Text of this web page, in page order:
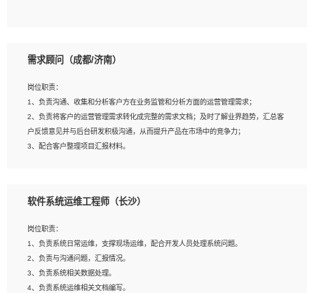
2、2年以上图像处理开发经验，熟悉python和spark开发；
建深度学习系统环境；
4、熟悉OPENCV、HALCON等常用图像处理软件，熟练进行图像处理；
5、熟悉主流的分类算法、聚类算法和关联分析算法原理，能熟练使用神经网络算法
的进行业务建模；
6、对OCR领域有深入的研究，熟悉模型调参，压缩和整型化方法；
需求顾问（成都/济南）
岗位职责：
1、负责沟通、收集和分析客户方在业务监管和分析方面的运营管理需求；
2、负责将客户的运营管理需求转化成完整的需求文档；及时了解业界趋势，汇总客
户反馈意见并与后台研发积极沟通，从而提升产品在市场中的竞争力；
3、配合客户整理项目汇报材料。
1、3年以上运营或解决方案的工作经验。
征，可独立提出完整的优化方案,并推动方案执行达成结果；熟练使用PPT、
WORD、EXCEL等办公软件；
3、深入理解公司各项AI产品和技术信息；具有较强的文档编写能力，能独立撰写
PPT、方案建议书等，面试时需携带个人制作的专业PPT文件进行展示。
软件系统运维工程师（长沙）
岗位职责：
1、负责系统日常运维，支撑现场运维，配合开发人员处理系统问题。
2、负责与沟通问题，汇报情况。
3、负责系统相关数据处理。
4、负责系统运维相关文档编写。